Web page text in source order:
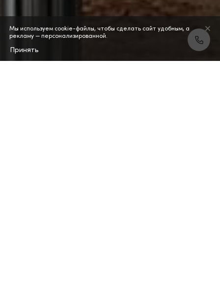
Мы используем cookie-файлы, чтобы сделать сайт удобным, а
рекламу — персонализированной.
Принять